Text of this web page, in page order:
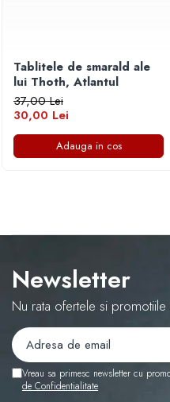
Tablitele de smarald ale
lui Thoth, Atlantul
37,00 Lei
30,00 Lei
Adauga in cos
Newsletter
Nu rata ofertele si promotiile
Vreau sa primesc newsletter cu
de Confidentialitate